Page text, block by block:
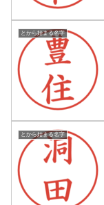
とから始まる名字
とから始まる名字